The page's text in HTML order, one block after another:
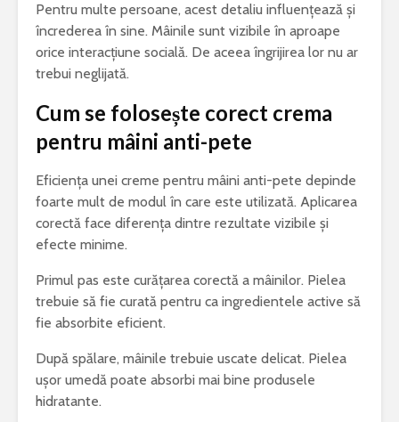
Pentru multe persoane, acest detaliu influențează și
încrederea în sine. Mâinile sunt vizibile în aproape
orice interacțiune socială. De aceea îngrijirea lor nu ar
trebui neglijată.
Cum se folosește corect crema
pentru mâini anti-pete
Eficiența unei creme pentru mâini anti-pete depinde
foarte mult de modul în care este utilizată. Aplicarea
corectă face diferența dintre rezultate vizibile și
efecte minime.
Primul pas este curățarea corectă a mâinilor. Pielea
trebuie să fie curată pentru ca ingredientele active să
fie absorbite eficient.
După spălare, mâinile trebuie uscate delicat. Pielea
ușor umedă poate absorbi mai bine produsele
hidratante.